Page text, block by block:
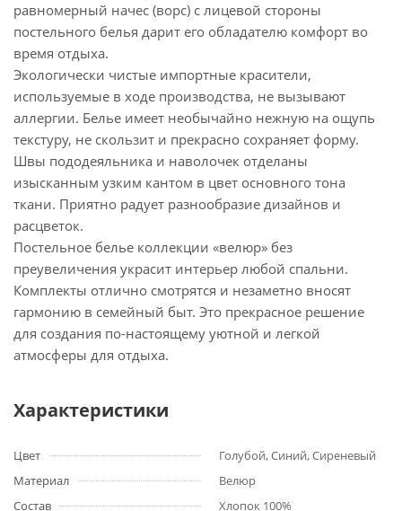
равномерный начес (ворс) с лицевой стороны
постельного белья дарит его обладателю комфорт во
время отдыха.
Экологически чистые импортные красители,
используемые в ходе производства, не вызывают
аллергии. Белье имеет необычайно нежную на ощупь
текстуру, не скользит и прекрасно сохраняет форму.
Швы пододеяльника и наволочек отделаны
изысканным узким кантом в цвет основного тона
ткани. Приятно радует разнообразие дизайнов и
расцветок.
Постельное белье коллекции «велюр» без
преувеличения украсит интерьер любой спальни.
Комплекты отлично смотрятся и незаметно вносят
гармонию в семейный быт. Это прекрасное решение
для создания по-настоящему уютной и легкой
атмосферы для отдыха.
Характеристики
Цвет
Голубой, Синий, Сиреневый
Материал
Велюр
Состав
Хлопок 100%